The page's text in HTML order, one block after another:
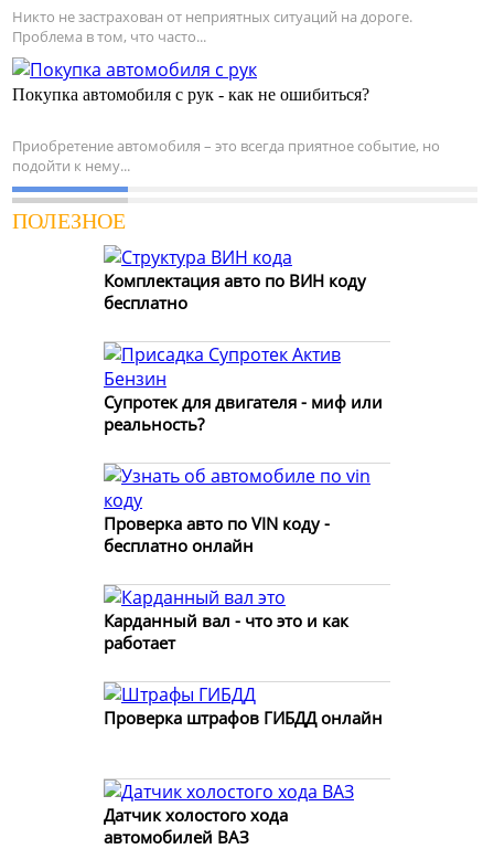
Никто не застрахован от неприятных ситуаций на дороге.
Проблема в том, что часто...
Покупка автомобиля с рук - как не ошибиться?
Приобретение автомобиля – это всегда приятное событие, но
подойти к нему...
ПОЛЕЗНОЕ
Комплектация авто по ВИН коду
бесплатно
Супротек для двигателя - миф или
реальность?
Проверка авто по VIN коду -
бесплатно онлайн
Карданный вал - что это и как
работает
Проверка штрафов ГИБДД онлайн
Датчик холостого хода
автомобилей ВАЗ